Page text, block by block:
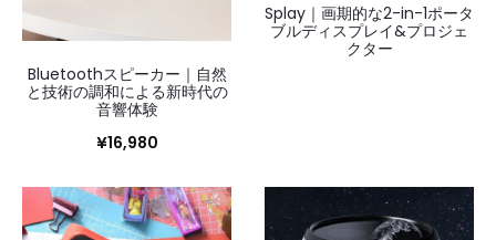
Bluetoothスピーカー｜自然
と技術の調和による新時代の
音響体験
¥16,980
Splay｜画期的な2-in-1ポータ
ブルディスプレイ&プロジェ
クター